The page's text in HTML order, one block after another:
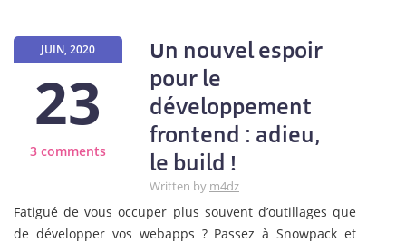
JUIN, 2020
23
3 comments
Un nouvel espoir
pour le
développement
frontend : adieu,
le build !
Written by m4dz
Fatigué de vous occuper plus souvent d’outillages que
de développer vos webapps ? Passez à Snowpack et